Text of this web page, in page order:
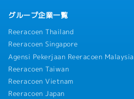
グループ企業一覧
Reeracoen Thailand
Reeracoen Singapore
Agensi Pekerjaan Reeracoen Malaysia
Reeracoen Taiwan
Reeracoen Vietnam
Reeracoen Japan